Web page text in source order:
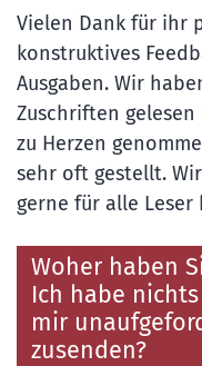
Vielen Dank für ihr
konstruktives
Ausgaben. Wir
Zuschriften
zu Herzen
sehr oft gestellt.
gerne für alle
Woher haben
Ich habe
mir
zusenden?